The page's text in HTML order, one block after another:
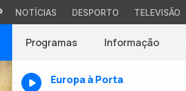
NOTÍCIAS DESPORTO TELEVISÃO
Programas Informação
Europa à Porta